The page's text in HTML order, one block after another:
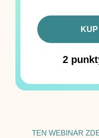
2
TEN WEBINAR